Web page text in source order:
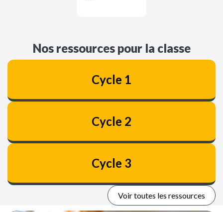
Nos ressources pour la classe
Cycle 1
Cycle 2
Cycle 3
Voir toutes les ressources